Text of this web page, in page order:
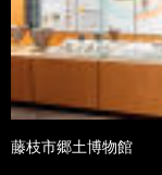
藤枝市郷土博物館